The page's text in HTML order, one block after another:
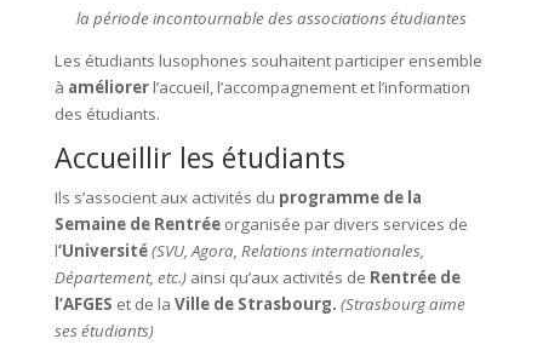
la période incontournable des associations étudiantes
Les étudiants lusophones souhaitent participer ensemble
à améliorerl’accueil, l’accompagnement et l’information
des étudiants.
Accueillir les étudiants
Ils s’associent aux activités du programme de la
Semaine de Rentréeorganisée par divers services de
l‘Université(SVU, Agora, Relations internationales,
Département, etc.) ainsi qu’aux activités de Rentrée de
l’AFGES et de la Ville de Strasbourg. (Strasbourg aime
ses étudiants)